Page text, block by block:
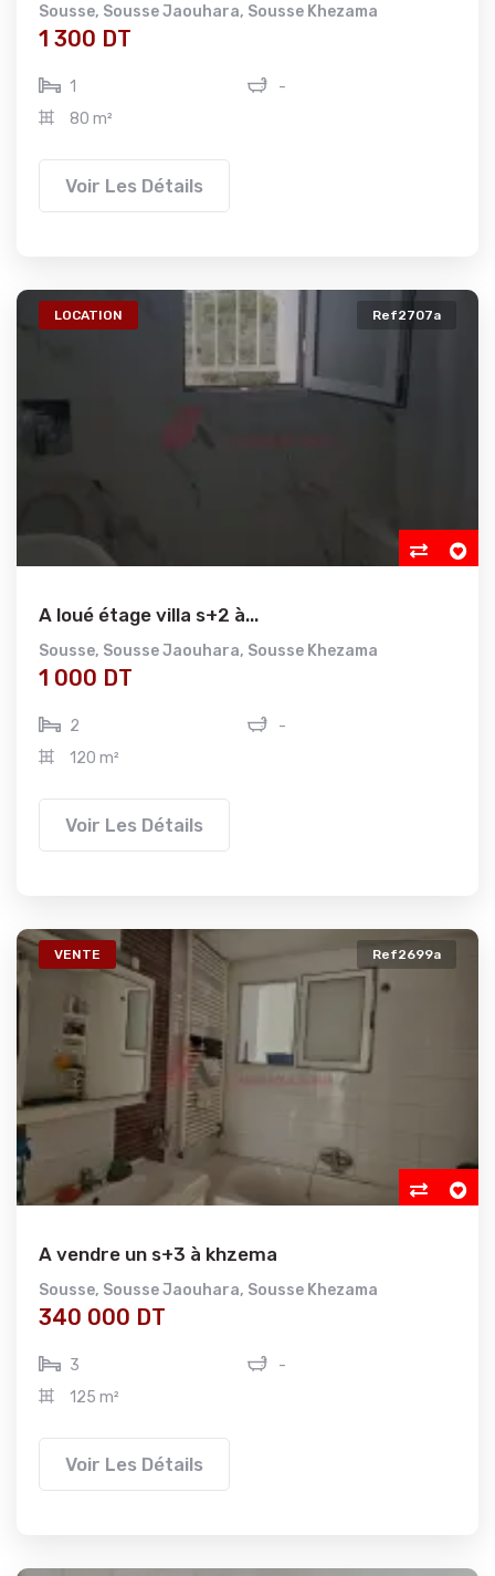
Sousse, Sousse Jaouhara, Sousse Khezama
1 300 DT
1
-
80 m²
Voir Les Détails
LOCATION Ref2707a
A loué étage villa s+2 à...
Sousse, Sousse Jaouhara, Sousse Khezama
1 000 DT
2
-
120 m²
Voir Les Détails
VENTE Ref2699a
A vendre un s+3 à khzema
Sousse, Sousse Jaouhara, Sousse Khezama
340 000 DT
3
-
125 m²
Voir Les Détails